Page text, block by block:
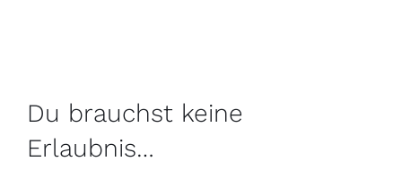
Du brauchst keine
Erlaubnis…